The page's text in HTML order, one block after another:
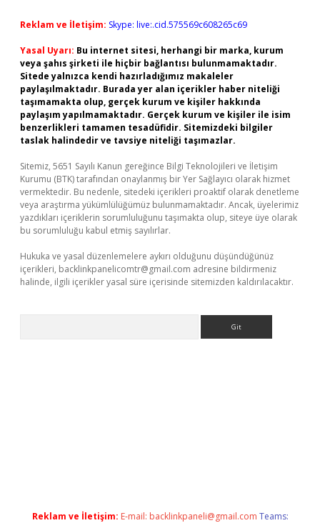
Reklam ve İletişim: Skype: live:.cid.575569c608265c69
Yasal Uyarı: Bu internet sitesi, herhangi bir marka, kurum
veya şahıs şirketi ile hiçbir bağlantısı bulunmamaktadır.
Sitede yalnızca kendi hazırladığımız makaleler
paylaşılmaktadır. Burada yer alan içerikler haber niteliği
taşımamakta olup, gerçek kurum ve kişiler hakkında
paylaşım yapılmamaktadır. Gerçek kurum ve kişiler ile isim
benzerlikleri tamamen tesadüfidir. Sitemizdeki bilgiler
taslak halindedir ve tavsiye niteliği taşımazlar.
Sitemiz, 5651 Sayılı Kanun gereğince Bilgi Teknolojileri ve İletişim
Kurumu (BTK) tarafından onaylanmış bir Yer Sağlayıcı olarak hizmet
vermektedir. Bu nedenle, sitedeki içerikleri proaktif olarak denetleme
veya araştırma yükümlülüğümüz bulunmamaktadır. Ancak, üyelerimiz
yazdıkları içeriklerin sorumluluğunu taşımakta olup, siteye üye olarak
bu sorumluluğu kabul etmiş sayılırlar.
Hukuka ve yasal düzenlemelere aykırı olduğunu düşündüğünüz
içerikleri, backlinkpanelicomtr@gmail.com adresine bildirmeniz
halinde, ilgili içerikler yasal süre içerisinde sitemizden kaldırılacaktır.
Reklam ve İletişim: E-mail: backlinkpaneli@gmail.com Teams: